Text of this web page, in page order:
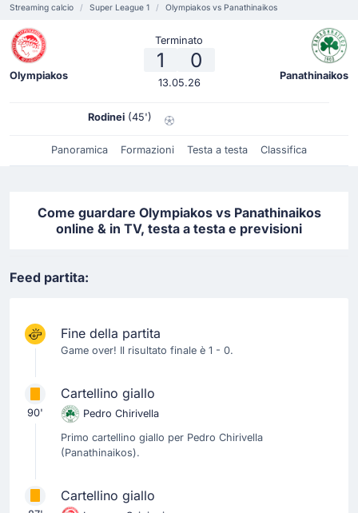
Streaming calcio Super League 1 Olympiakos vs Panathinaikos
Olympiakos
Terminato
1 0
13.05.26
Panathinaikos
Rodinei (45')
Panoramica Formazioni Testa a testa Classifica
Come guardare Olympiakos vs Panathinaikos
online & in TV, testa a testa e previsioni
Feed partita:
Fine della partita
Game over! Il risultato finale è 1 - 0.
90'
Cartellino giallo
Pedro Chirivella
Primo cartellino giallo per Pedro Chirivella
(Panathinaikos).
Cartellino giallo